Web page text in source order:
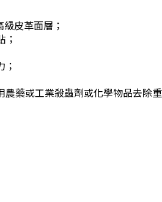
皮革面層；
；
藥或工業殺蟲劑或化學物品去除